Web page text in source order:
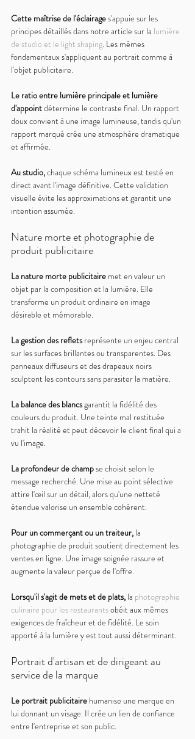
Cette maîtrise de l'éclairage s'appuie sur les
principes détaillés dans notre article sur la lumière
de studio et le light shaping. Les mêmes
fondamentaux s'appliquent au portrait comme à
l'objet publicitaire.
Le ratio entre lumière principale et lumière
d'appoint détermine le contraste final. Un rapport
doux convient à une image lumineuse, tandis qu'un
rapport marqué crée une atmosphère dramatique
et affirmée.
Au studio, chaque schéma lumineux est testé en
direct avant l'image définitive. Cette validation
visuelle évite les approximations et garantit une
intention assumée.
Nature morte et photographie de
produit publicitaire
La nature morte publicitaire met en valeur un
objet par la composition et la lumière. Elle
transforme un produit ordinaire en image
désirable et mémorable.
La gestion des reflets représente un enjeu central
sur les surfaces brillantes ou transparentes. Des
panneaux diffuseurs et des drapeaux noirs
sculptent les contours sans parasiter la matière.
La balance des blancs garantit la fidélité des
couleurs du produit. Une teinte mal restituée
trahit la réalité et peut décevoir le client final qui a
vu l'image.
La profondeur de champ se choisit selon le
message recherché. Une mise au point sélective
attire l'œil sur un détail, alors qu'une netteté
étendue valorise un ensemble cohérent.
Pour un commerçant ou un traiteur, la
photographie de produit soutient directement les
ventes en ligne. Une image soignée rassure et
augmente la valeur perçue de l'offre.
Lorsqu'il s'agit de mets et de plats, la photographie
culinaire pour les restaurants obéit aux mêmes
exigences de fraîcheur et de fidélité. Le soin
apporté à la lumière y est tout aussi déterminant.
Portrait d'artisan et de dirigeant au
service de la marque
Le portrait publicitaire humanise une marque en
lui donnant un visage. Il crée un lien de confiance
entre l'entreprise et son public.